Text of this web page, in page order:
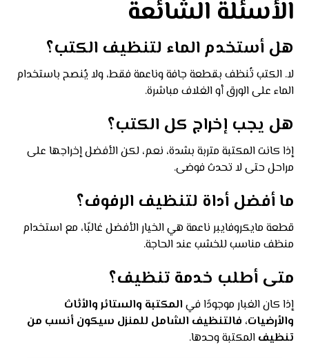
الأسئلة الشائعة
هل أستخدم الماء لتنظيف الكتب؟
لا. الكتب تُنظف بقطعة جافة وناعمة فقط، ولا يُنصح باستخدام
الماء على الورق أو الغلاف مباشرة.
هل يجب إخراج كل الكتب؟
إذا كانت المكتبة متربة بشدة، نعم، لكن الأفضل إخراجها على
مراحل حتى لا تحدث فوضى.
ما أفضل أداة لتنظيف الرفوف؟
قطعة مايكروفايبر ناعمة هي الخيار الأفضل غالبًا، مع استخدام
منظف مناسب للخشب عند الحاجة.
متى أطلب خدمة تنظيف؟
إذا كان الغبار موجودًا في المكتبة والستائر والأثاث
والأرضيات، فالتنظيف الشامل للمنزل سيكون أنسب من
تنظيف المكتبة وحدها.